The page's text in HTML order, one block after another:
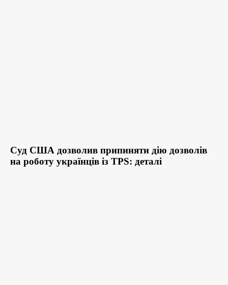
Суд США дозволив припиняти дію дозволів
на роботу українців із TPS: деталі